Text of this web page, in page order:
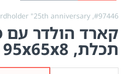
#97446,
"25th anniversary"
קארד הולדר עם
תכלת, 95х65х8 מ״מ